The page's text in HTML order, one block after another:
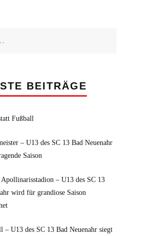
BEITRÄGE
Fußball
– U13 des SC 13 Bad Neuenahr
Saison
– U13 des SC 13
wird für grandiose Saison
– U13 des SC 13 Bad Neuenahr siegt